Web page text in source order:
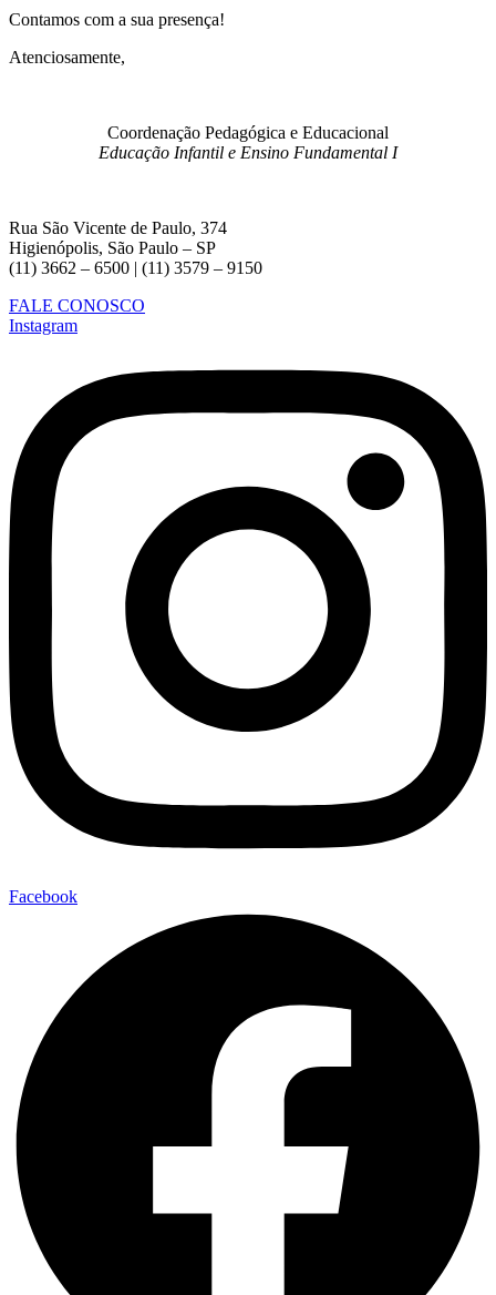
Contamos com a sua presença!
Atenciosamente,
Coordenação Pedagógica e Educacional
Educação Infantil e Ensino Fundamental I
Rua São Vicente de Paulo, 374
Higienópolis, São Paulo – SP
(11) 3662 – 6500 | (11) 3579 – 9150
FALE CONOSCO
Instagram
Facebook